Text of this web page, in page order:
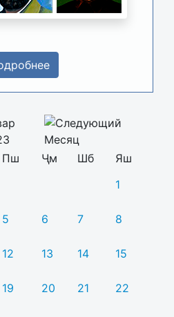
Пш Ҷм Шб
Яш
1
5 6 7 8
12 13 14 15
19 20 21 22